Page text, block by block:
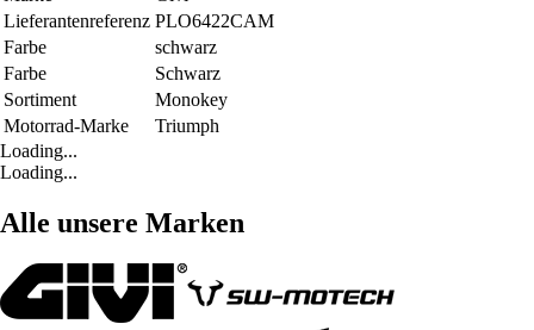
Lieferantenreferenz PLO6422CAM
Farbe
schwarz
Farbe
Schwarz
Sortiment
Monokey
Motorrad-Marke
Triumph
Loading...
Loading...
Alle unsere Marken